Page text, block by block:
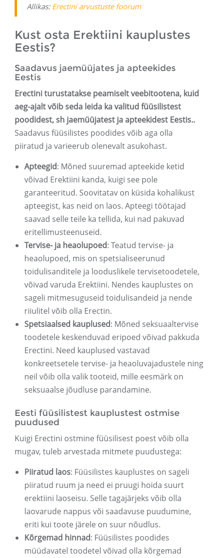
Allikas: Erectini arvustuste foorum
Kust osta Erektiini kauplustes
Eestis?
Saadavus jaemüüjates ja apteekides
Eestis
Erectini turustatakse peamiselt veebitootena, kuid
aeg-ajalt võib seda leida ka valitud füüsilistest
poodidest, sh jaemüüjatest ja apteekidest Eestis..
Saadavus füüsilistes poodides võib aga olla
piiratud ja varieerub olenevalt asukohast.
Apteegid: Mõned suuremad apteekide ketid
võivad Erektiini kanda, kuigi see pole
garanteeritud. Soovitatav on küsida kohalikust
apteegist, kas neid on laos. Apteegi töötajad
saavad selle teile ka tellida, kui nad pakuvad
eritellimusteenuseid.
Tervise- ja heaolupoed: Teatud tervise- ja
heaolupoed, mis on spetsialiseerunud
toidulisanditele ja looduslikele tervisetoodetele,
võivad varuda Erektiini. Nendes kauplustes on
sageli mitmesuguseid toidulisandeid ja nende
riiulitel võib olla Erectin.
Spetsiaalsed kauplused: Mõned seksuaaltervise
toodetele keskenduvad eripoed võivad pakkuda
Erectini. Need kauplused vastavad
konkreetsetele tervise- ja heaoluvajadustele ning
neil võib olla valik tooteid, mille eesmärk on
seksuaalse jõudluse parandamine.
Eesti füüsilistest kauplustest ostmise
puudused
Kuigi Erectini ostmine füüsilisest poest võib olla
mugav, tuleb arvestada mitmete puudustega:
Piiratud laos: Füüsilistes kauplustes on sageli
piiratud ruum ja need ei pruugi hoida suurt
erektiini laoseisu. Selle tagajärjeks võib olla
laovarude nappus või saadavuse puudumine,
eriti kui toote järele on suur nõudlus.
Kõrgemad hinnad: Füüsilistes poodides
müüdavatel toodetel võivad olla kõrgemad